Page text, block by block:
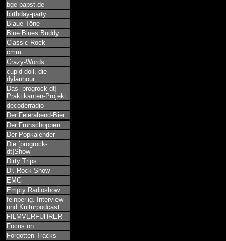
bge-papst.de
birthday-party
Blaue Töne
Blue Blues Buddy
Classic-Rock
cmm
Crazy-Words
cupid doll, die
dylanhour
Das [progrock-dt]-
Praktikanten-Projekt
decoderradio
Der Feierabend-Bier
Der Frühschoppen
Der Popkalender
Die [progrock-
dt]Show
Dirty Trips
Dr. Rock Show
EMG
Empty Radioshow
feinperlig. Interview-
und Kulturpodcast
FILMVERFÜHRER
Focus on
Forgotten Tracks